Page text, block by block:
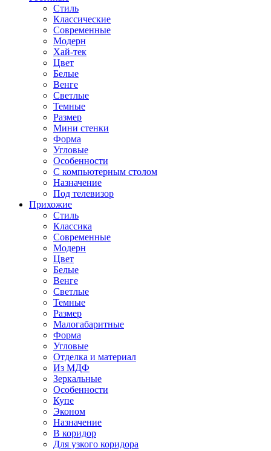
Стиль
Классические
Современные
Модерн
Хай-тек
Цвет
Белые
Венге
Светлые
Темные
Размер
Мини стенки
Форма
Угловые
Особенности
С компьютерным столом
Назначение
Под телевизор
Прихожие
Стиль
Классика
Современные
Модерн
Цвет
Белые
Венге
Светлые
Темные
Размер
Малогабаритные
Форма
Угловые
Отделка и материал
Из МДФ
Зеркальные
Особенности
Купе
Эконом
Назначение
В коридор
Для узкого коридора